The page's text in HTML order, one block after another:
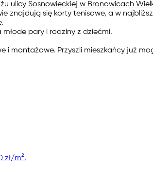
ulicy Sosnowieckiej w Bronowicach
się korty tenisowe, a w
pary i rodziny z dziećmi.
montażowe. Przyszli mieszkańcy już
zł/m².